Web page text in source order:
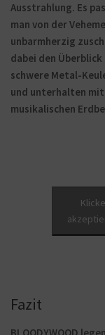
Ausstrahlung. Es
man von der
unbarmherzig
dabei den
schwere Metal-
und unterhalten
musikalischen
Fazit
BLOODYWOOD